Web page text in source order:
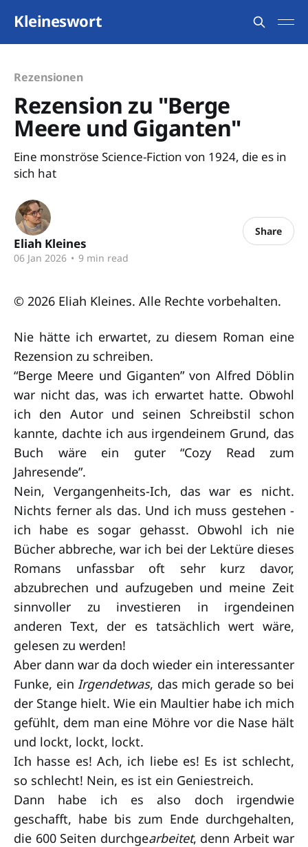
Kleineswort
Rezensionen
Rezension zu "Berge
Meere und Giganten"
Eine monströse Science-Fiction von 1924, die es in
sich hat
Eliah Kleines
06 Jan 2026 • 9 min read
Share
© 2026 Eliah Kleines. Alle Rechte vorbehalten.
Nie hätte ich erwartet, zu diesem Roman eine
Rezension zu schreiben.
“Berge Meere und Giganten” von Alfred Döblin
war nicht das, was ich erwartet hatte. Obwohl
ich den Autor und seinen Schreibstil schon
kannte, dachte ich aus irgendeinem Grund, das
Buch wäre ein guter “Cozy Read zum
Jahresende”.
Nein, Vergangenheits-Ich, das war es nicht.
Nichts ferner als das. Und ich muss gestehen -
ich habe es sogar gehasst. Obwohl ich nie
Bücher abbreche, war ich bei der Lektüre dieses
Romans unfassbar oft sehr kurz davor,
abzubrechen und aufzugeben und meine Zeit
sinnvoller zu investieren in irgendeinen
anderen Text, der es tatsächlich wert wäre,
gelesen zu werden!
Aber dann war da doch wieder ein interessanter
Funke, einIrgendetwas, das mich gerade so bei
der Stange hielt. Wie ein Maultier habe ich mich
gefühlt, dem man eine Möhre vor die Nase hält
und lockt, lockt, lockt.
Ich hasse es! Ach, ich liebe es! Es ist schlecht,
so schlecht! Nein, es ist ein Geniestreich.
Dann habe ich es also doch irgendwie
geschafft, habe bis zum Ende durchgehalten,
die 600 Seiten durchgearbeitet, denn Arbeit war